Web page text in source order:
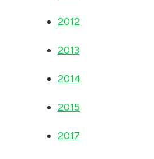
2012
2013
2014
2015
2017